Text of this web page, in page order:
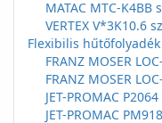
MATAC MTC-
VERTEX V*3K10.6
Flexibilis hűtőfolyadék
FRANZ MOSER
FRANZ MOSER
JET-PROMAC
JET-PROMAC